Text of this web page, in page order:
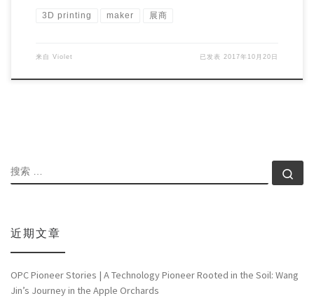
3D printing maker 展商
来自 Violet 已发表2017年10月20日
搜索
近期文章
OPC Pioneer Stories | A Technology Pioneer Rooted in the Soil: Wang
Jin’s Journey in the Apple Orchards